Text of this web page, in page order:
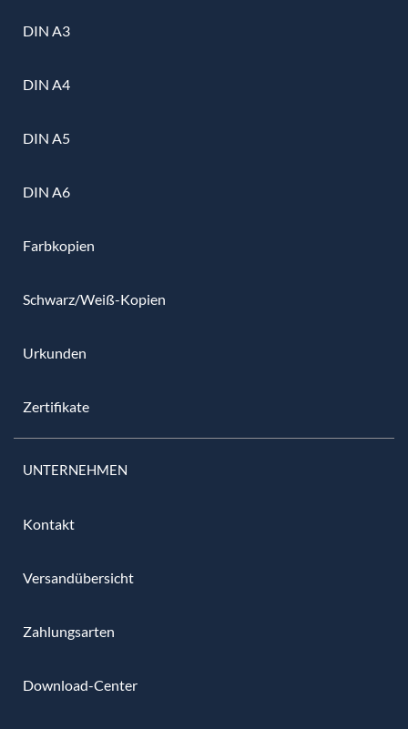
DIN A3
DIN A4
DIN A5
DIN A6
Farbkopien
Schwarz/Weiß-Kopien
Urkunden
Zertifikate
UNTERNEHMEN
Kontakt
Versandübersicht
Zahlungsarten
Download-Center